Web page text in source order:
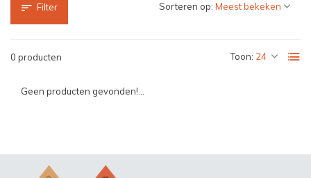
Filter
0 producten Toon:
Sorteren op:
Geen producten gevonden!...